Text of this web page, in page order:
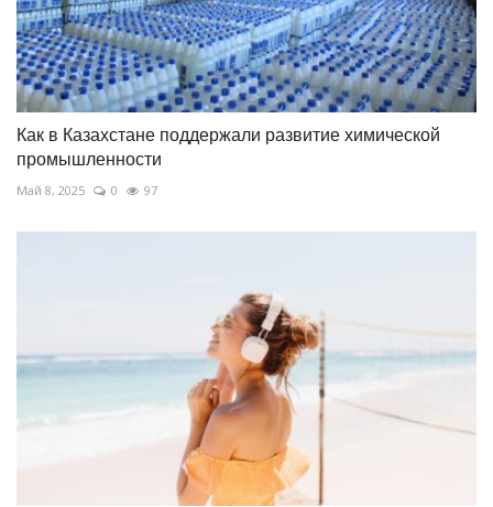
Как в Казахстане поддержали развитие химической
промышленности
Май 8, 2025 0 97